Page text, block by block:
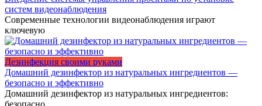
систем видеонаблюдения
Современные технологии видеонаблюдения играют
ключевую
Дезинфекция своими руками
Домашний дезинфектор из натуральных ингредиентов —
безопасно и эффективно
Домашний дезинфектор из натуральных ингредиентов:
безопасно